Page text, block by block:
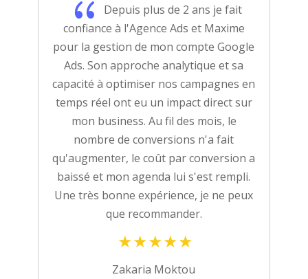
{
Depuis plus de 2 ans je fait
confiance à l'Agence Ads et Maxime
pour la gestion de mon compte Google
Ads. Son approche analytique et sa
capacité à optimiser nos campagnes en
temps réel ont eu un impact direct sur
mon business. Au fil des mois, le
nombre de conversions n'a fait
qu'augmenter, le coût par conversion a
baissé et mon agenda lui s'est rempli.
Une très bonne expérience, je ne peux
que recommander.
Zakaria Moktou